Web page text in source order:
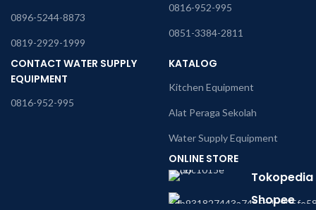
0896-5244-8873
0819-2929-1999
0816-952-995
0851-3384-2811
CONTACT WATER SUPPLY
EQUIPMENT
0816-952-995
KATALOG
Kitchen Equipment
Alat Peraga Sekolah
Water Supply Equipment
ONLINE STORE
Tokopedia
Shopee